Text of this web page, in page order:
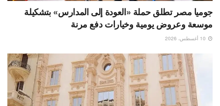
جوميا مصر تطلق حملة «العودة إلى المدارس» بتشكيلة
موسعة وعروض يومية وخيارات دفع مرنة